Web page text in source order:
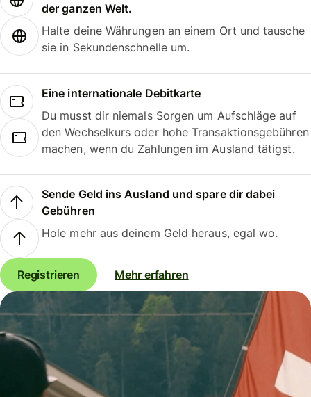
der ganzen Welt.
Halte deine Währungen an einem Ort und tausche
sie in Sekundenschnelle um.
Eine internationale Debitkarte
Du musst dir niemals Sorgen um Aufschläge auf
den Wechselkurs oder hohe Transaktionsgebühren
machen, wenn du Zahlungen im Ausland tätigst.
Sende Geld ins Ausland und spare dir dabei
Gebühren
Hole mehr aus deinem Geld heraus, egal wo.
Registrieren Mehr erfahren